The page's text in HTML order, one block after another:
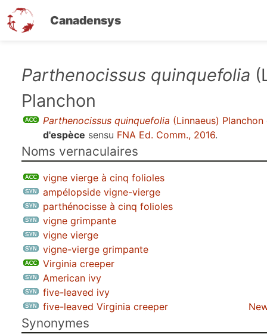
Canadensys
contenu
Parthenocissus quinquefolia
Planchon
Parthenocissus quinquefolia (Linnaeus) Planchon
d'espèce sensu FNA Ed. Comm., 2016.
Noms vernaculaires
vigne vierge à cinq folioles
ampélopside vigne-vierge
parthénocisse à cinq folioles
vigne grimpante
vigne vierge
vigne-vierge grimpante
Virginia creeper
American ivy
five-leaved ivy
five-leaved Virginia creeper
Synonymes